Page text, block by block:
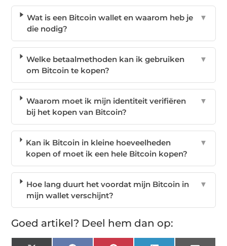
Wat is een Bitcoin wallet en waarom heb je
die nodig?
▼
Welke betaalmethoden kan ik gebruiken
om Bitcoin te kopen?
▼
Waarom moet ik mijn identiteit verifiëren
bij het kopen van Bitcoin?
▼
Kan ik Bitcoin in kleine hoeveelheden
kopen of moet ik een hele Bitcoin kopen?
▼
Hoe lang duurt het voordat mijn Bitcoin in
mijn wallet verschijnt?
▼
Goed artikel? Deel hem dan op: